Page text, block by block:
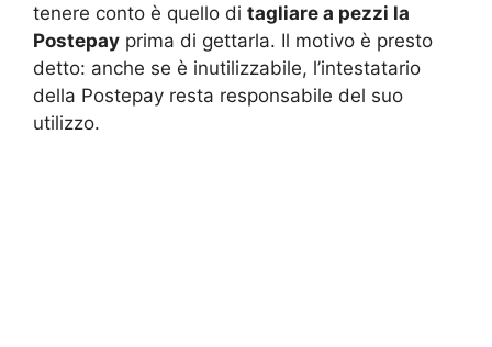
tenere conto è quello di tagliare a pezzi la
Postepay prima di gettarla. Il motivo è presto
detto: anche se è inutilizzabile, l’intestatario
della Postepay resta responsabile del suo
utilizzo.